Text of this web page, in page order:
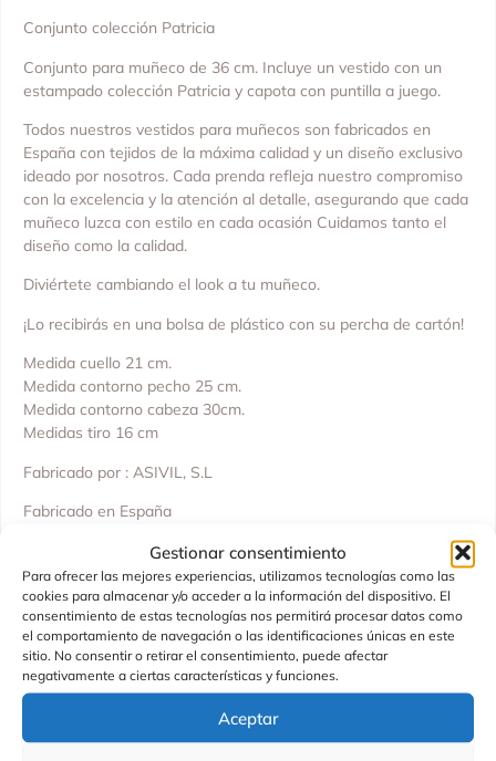
Gestionar consentimiento
Para ofrecer las mejores experiencias, utilizamos tecnologías como las
cookies para almacenar y/o acceder a la información del dispositivo. El
consentimiento de estas tecnologías nos permitirá procesar datos como
el comportamiento de navegación o las identificaciones únicas en este
sitio. No consentir o retirar el consentimiento, puede afectar
negativamente a ciertas características y funciones.
Aceptar
Conjunto colección Patricia
Conjunto para muñeco de 36 cm. Incluye un vestido con un
estampado colección Patricia y capota con puntilla a juego.
Todos nuestros vestidos para muñecos son fabricados en
España con tejidos de la máxima calidad y un diseño exclusivo
ideado por nosotros. Cada prenda refleja nuestro compromiso
con la excelencia y la atención al detalle, asegurando que cada
muñeco luzca con estilo en cada ocasión Cuidamos tanto el
diseño como la calidad.
Diviértete cambiando el look a tu muñeco.
¡Lo recibirás en una bolsa de plástico con su percha de cartón!
Medida cuello 21 cm.
Medida contorno pecho 25 cm.
Medida contorno cabeza 30cm.
Medidas tiro 16 cm
Fabricado por : ASIVIL, S.L
Fabricado en España
No recomendado para menores de 36 meses.
Productos Relacionados